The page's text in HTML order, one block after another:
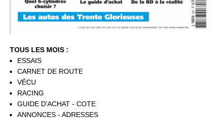
TOUS LES MOIS :
ESSAIS
CARNET DE ROUTE
VÉCU
RACING
GUIDE D'ACHAT - COTE
ANNONCES - ADRESSES